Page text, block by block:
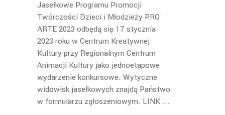
Jasełkowe Programu Promocji
Twórczości Dzieci i Młodzieży PRO
ARTE 2023 odbędą się 17 stycznia
2023 roku w Centrum Kreatywnej
Kultury przy Regionalnym Centrum
Animacji Kultury jako jednoetapowe
wydarzenie konkursowe. Wytyczne
widowisk jasełkowych znajdą Państwo
w formularzu zgłoszeniowym. LINK